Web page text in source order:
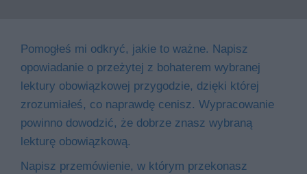
Pomogłeś mi odkryć, jakie to ważne. Napisz
opowiadanie o przeżytej z bohaterem wybranej
lektury obowiązkowej przygodzie, dzięki której
zrozumiałeś, co naprawdę cenisz. Wypracowanie
powinno dowodzić, że dobrze znasz wybraną
lekturę obowiązkową.
Napisz przemówienie, w którym przekonasz